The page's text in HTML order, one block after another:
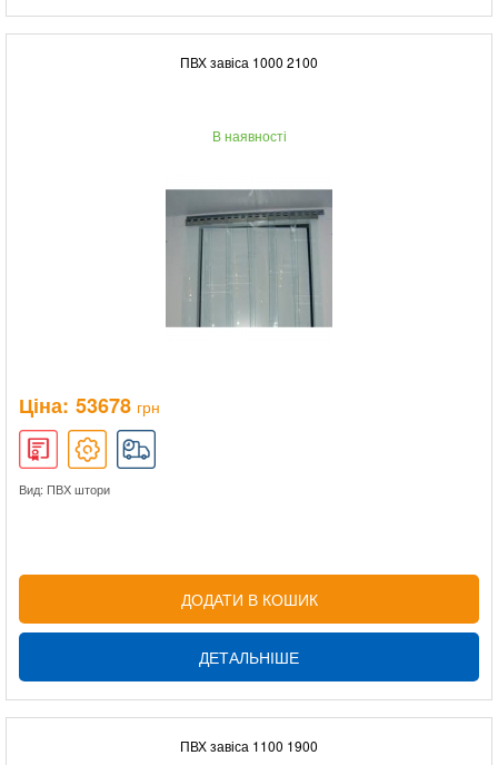
ПВХ завіса 1000 2100
В наявності
Ціна: 53678 грн
Вид: ПВХ штори
ДОДАТИ В КОШИК
ДЕТАЛЬНІШЕ
ПВХ завіса 1100 1900